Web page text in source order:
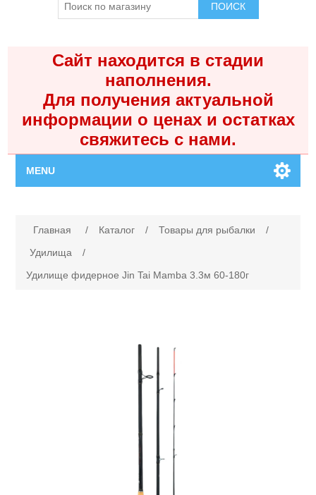
ПОИСК
Сайт находится в стадии
наполнения.
Для получения актуальной
информации о ценах и остатках
свяжитесь с нами.
MENU
Каталог
Товары для рыбалки
Главная / Каталог / Товары для рыбалки
/
Удилища
/
Удилище фидерное Jin Tai Mamba 3.3м 60-180г